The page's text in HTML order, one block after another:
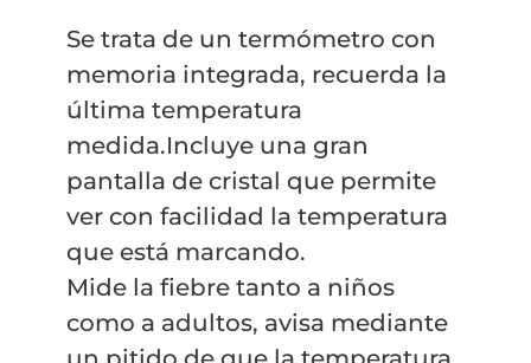
Se trata de un termómetro con
memoria integrada, recuerda la
última temperatura
medida.Incluye una gran
pantalla de cristal que permite
ver con facilidad la temperatura
que está marcando.
Mide la fiebre tanto a niños
como a adultos, avisa mediante